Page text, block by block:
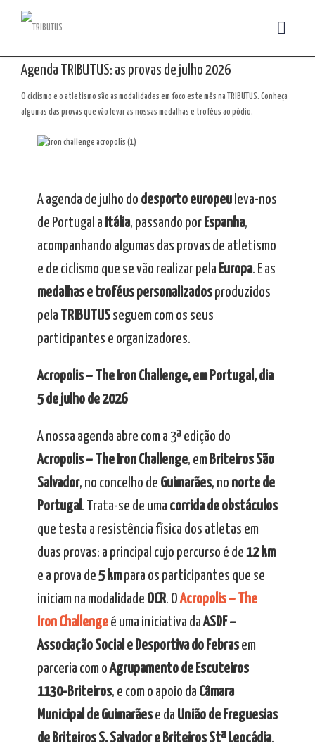
Agenda TRIBUTUS: as provas de julho 2026
O ciclismo e o atletismo são as modalidades em foco este mês na TRIBUTUS. Conheça
algumas das provas que vão levar as nossas medalhas e troféus ao pódio.
A agenda de julho do desporto europeuleva-nos
de Portugal a Itália, passando por Espanha,
acompanhando algumas das provas de atletismo
e de ciclismo que se vão realizar pela Europa. E as
medalhas e troféus personalizadosproduzidos
pela
TRIBUTUSseguem com os seus
participantes e organizadores.
Acropolis – The Iron Challenge, em Portugal, dia
5 de julho de 2026
A nossa agenda abre com a 3ª edição do
Acropolis – The Iron Challenge, em Briteiros São
Salvador, no concelho de Guimarães, no norte de
Portugal . Trata-se de uma corrida de obstáculos
que testa a resistência física dos atletas em
duas provas: a principal cujo percurso é de 12 km
e a prova de 5 kmpara os participantes que se
iniciam na modalidade OCR. OAcropolis – The
Iron Challengeé uma iniciativa daASDF –
Associação Social e Desportiva do Febrasem
parceria com oAgrupamento de Escuteiros
1130-Briteiros, e com o apoio da Câmara
Municipal de Guimarãese da União de Freguesias
de Briteiros S. Salvador e Briteiros Stª Leocádia.